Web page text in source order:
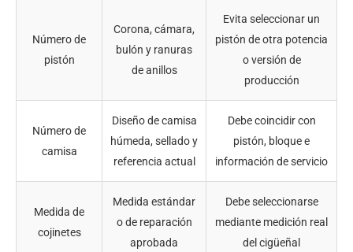
Número de
pistón
Corona, cámara,
bulón y ranuras
de anillos
Evita seleccionar un
pistón de otra potencia
o versión de
producción
Número de
camisa
Diseño de camisa
húmeda, sellado y
referencia actual
Debe coincidir con
pistón, bloque e
información de servicio
Medida de
cojinetes
Medida estándar
o de reparación
aprobada
Debe seleccionarse
mediante medición real
del cigüeñal